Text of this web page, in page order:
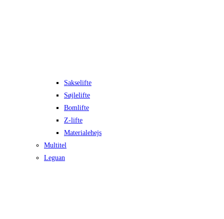
Sakselifte
Søjlelifte
Bomlifte
Z-lifte
Materialehejs
Multitel
Leguan